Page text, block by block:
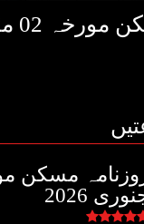
02 مئی 2026
2026